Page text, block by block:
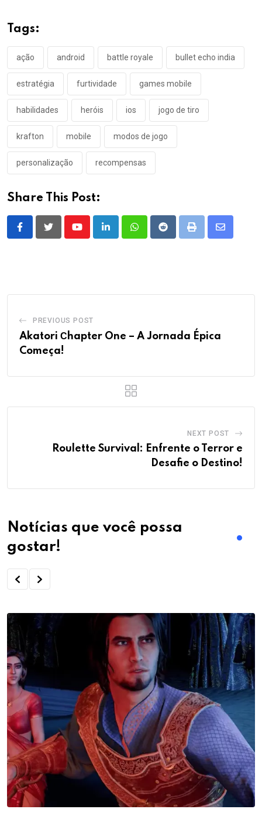
Tags:
ação android battle royale bullet echo india
estratégia furtividade games mobile
habilidades heróis ios jogo de tiro
krafton mobile modos de jogo
personalização recompensas
Share This Post:
YoutubeLinkedInWhatsappRedditPrint
Share
PREVIOUS POST
Akatori Сhapter One – A Jornada Épica
Começa!
NEXT POST
Roulette Survival: Enfrente o Terror e
Desafie o Destino!
Notícias que você possa
gostar!